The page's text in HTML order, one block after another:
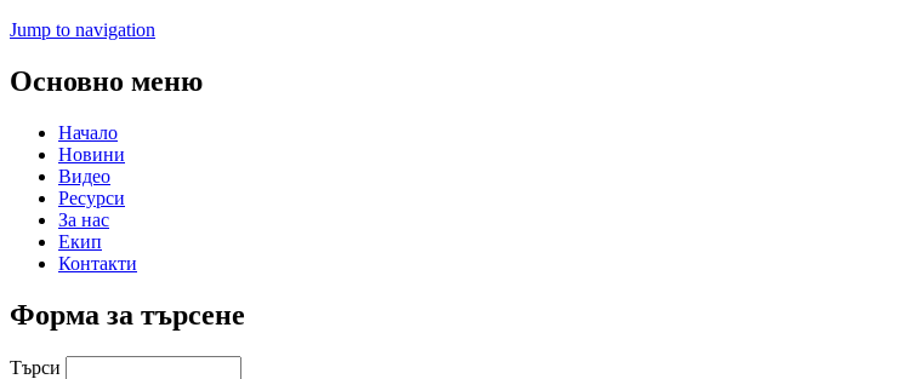
Jump to navigation
Основно меню
Начало
Новини
Видео
Ресурси
За нас
Екип
Контакти
Форма за търсене
Търси